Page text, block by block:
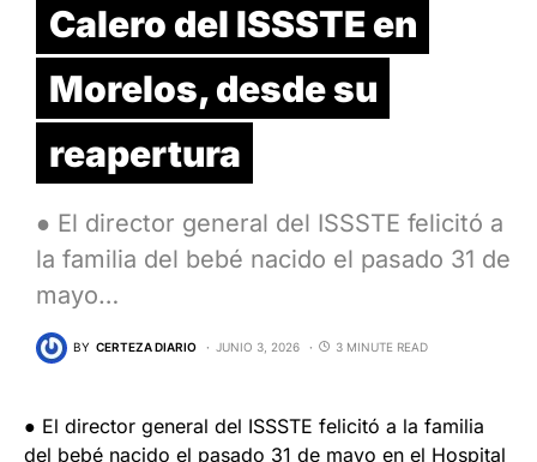
Calero del ISSSTE en
Morelos, desde su
reapertura
● El director general del ISSSTE felicitó a
la familia del bebé nacido el pasado 31 de
mayo…
BY CERTEZA DIARIO JUNIO 3, 2026 3 MINUTE READ
● El director general del ISSSTE felicitó a la familia
del bebé nacido el pasado 31 de mayo en el Hospital